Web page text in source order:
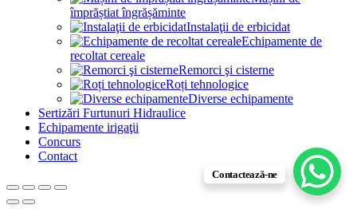
Contactează-ne
împrăștiat îngrășăminte
Instalaţii de erbicidat
Echipamente de
recoltat cereale
Remorci şi cisterne
Roți tehnologice
Diverse echipamente
Sertizări Furtunuri Hidraulice
Echipamente irigaţii
Concurs
Contact